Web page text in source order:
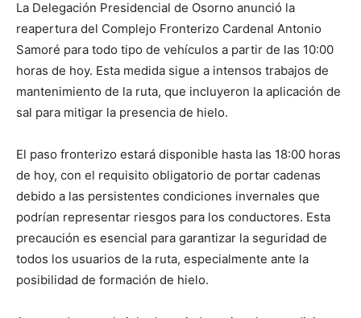
La Delegación Presidencial de Osorno anunció la
reapertura del Complejo Fronterizo Cardenal Antonio
Samoré para todo tipo de vehículos a partir de las 10:00
horas de hoy. Esta medida sigue a intensos trabajos de
mantenimiento de la ruta, que incluyeron la aplicación de
sal para mitigar la presencia de hielo.
El paso fronterizo estará disponible hasta las 18:00 horas
de hoy, con el requisito obligatorio de portar cadenas
debido a las persistentes condiciones invernales que
podrían representar riesgos para los conductores. Esta
precaución es esencial para garantizar la seguridad de
todos los usuarios de la ruta, especialmente ante la
posibilidad de formación de hielo.